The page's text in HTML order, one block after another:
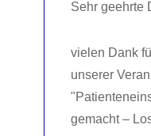
Sehr geehrte
vielen Dank
unserer
gemacht –